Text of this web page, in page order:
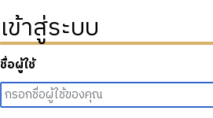
เข้าสู่ระบบ
ชื่อผู้ใช้